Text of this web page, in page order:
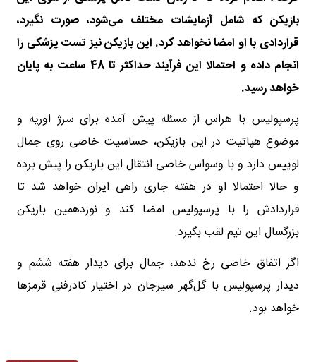
بازیکن که شامل آزمایشات مختلف می‌شود، صورت نگیرد،
قراردادی با او امضا نخواهد کرد. این بازیکن نیز تست پزشکی را
انجام داده و احتمالا این فرآیند حداکثر تا 48 ساعت به پایان
خواهد رسید.
پرسپولیس با هراس از مسئله پیش آمده برای سرژ اوریه و
موضوع هپاتیت در این بازیکن، حساسیت خاصی روی جمال
لوییس دارد و با وسواس خاصی انتقال این بازیکن را پیش برده
و حالا احتمالا او در هفته جاری راهی ایران خواهد شد تا
قراردادش را با پرسپولیس امضا کند و نوزدهمین بازیکن
بزرگسال این تیم لقب بگیرد.
اگر اتفاق خاصی رخ ندهد، جمال برای دیدار هفته ششم و
دیدار پرسپولیس با گل‌گهر سیرجان در اختیار کادرفنی قرمزها
خواهد بود.